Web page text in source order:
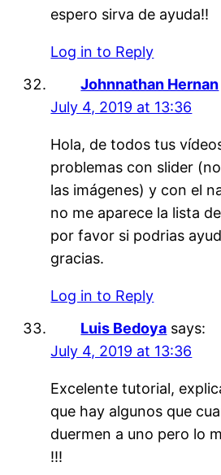
espero sirva de ayuda!!
Log in to Reply
Johnnathan Hernan
July 4, 2019 at 13:36
Hola, de todos tus
problemas con slider
las imágenes) y con el
no me aparece la lista
por favor si podrias
gracias.
Log in to Reply
Luis Bedoya says:
July 4, 2019 at 13:36
Excelente tutorial,
que hay algunos que
duermen a uno pero lo
!!!